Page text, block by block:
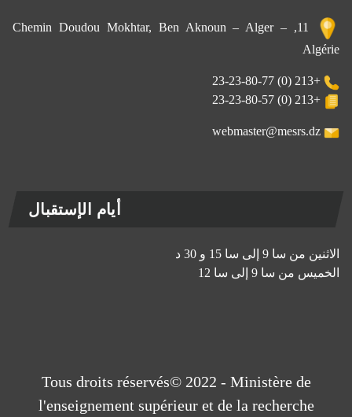
11, Chemin Doudou Mokhtar, Ben Aknoun – Alger –
Algérie
+213 (0) 23-23-80-77
+213 (0) 23-23-80-57
webmaster@mesrs.dz
أيام الإستقبال
الاثنين من سا 9 إلى سا 15 و 30 د
الخميس من سا 9 إلى سا 12
Tous droits réservés© 2022 - Ministère de
l'enseignement supérieur et de la recherche